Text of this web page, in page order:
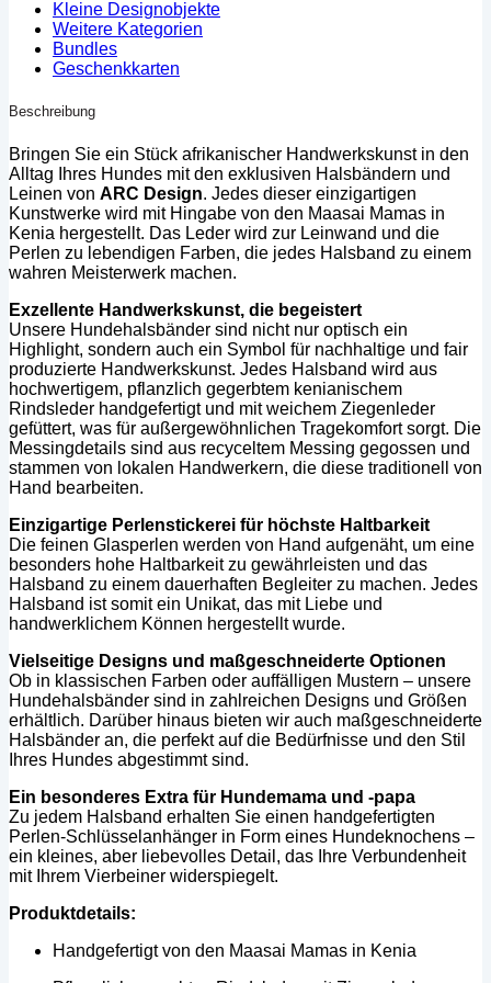
Kleine Designobjekte
Weitere Kategorien
Bundles
Geschenkkarten
Beschreibung
Bringen Sie ein Stück afrikanischer Handwerkskunst in den
Alltag Ihres Hundes mit den exklusiven Halsbändern und
Leinen von ARC Design. Jedes dieser einzigartigen
Kunstwerke wird mit Hingabe von den Maasai Mamas in
Kenia hergestellt. Das Leder wird zur Leinwand und die
Perlen zu lebendigen Farben, die jedes Halsband zu einem
wahren Meisterwerk machen.
Exzellente Handwerkskunst, die begeistert
Unsere Hundehalsbänder sind nicht nur optisch ein
Highlight, sondern auch ein Symbol für nachhaltige und fair
produzierte Handwerkskunst. Jedes Halsband wird aus
hochwertigem, pflanzlich gegerbtem kenianischem
Rindsleder handgefertigt und mit weichem Ziegenleder
gefüttert, was für außergewöhnlichen Tragekomfort sorgt. Die
Messingdetails sind aus recyceltem Messing gegossen und
stammen von lokalen Handwerkern, die diese traditionell von
Hand bearbeiten.
Einzigartige Perlenstickerei für höchste Haltbarkeit
Die feinen Glasperlen werden von Hand aufgenäht, um eine
besonders hohe Haltbarkeit zu gewährleisten und das
Halsband zu einem dauerhaften Begleiter zu machen. Jedes
Halsband ist somit ein Unikat, das mit Liebe und
handwerklichem Können hergestellt wurde.
Vielseitige Designs und maßgeschneiderte Optionen
Ob in klassischen Farben oder auffälligen Mustern – unsere
Hundehalsbänder sind in zahlreichen Designs und Größen
erhältlich. Darüber hinaus bieten wir auch maßgeschneiderte
Halsbänder an, die perfekt auf die Bedürfnisse und den Stil
Ihres Hundes abgestimmt sind.
Ein besonderes Extra für Hundemama und -papa
Zu jedem Halsband erhalten Sie einen handgefertigten
Perlen-Schlüsselanhänger in Form eines Hundeknochens –
ein kleines, aber liebevolles Detail, das Ihre Verbundenheit
mit Ihrem Vierbeiner widerspiegelt.
Produktdetails:
Handgefertigt von den Maasai Mamas in Kenia